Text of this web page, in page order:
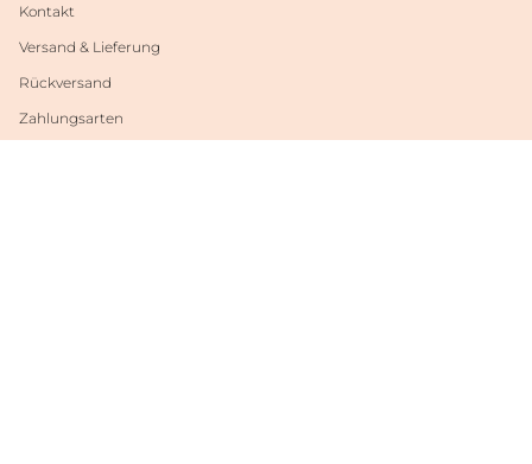
Kontakt
Versand & Lieferung
Rückversand
Zahlungsarten